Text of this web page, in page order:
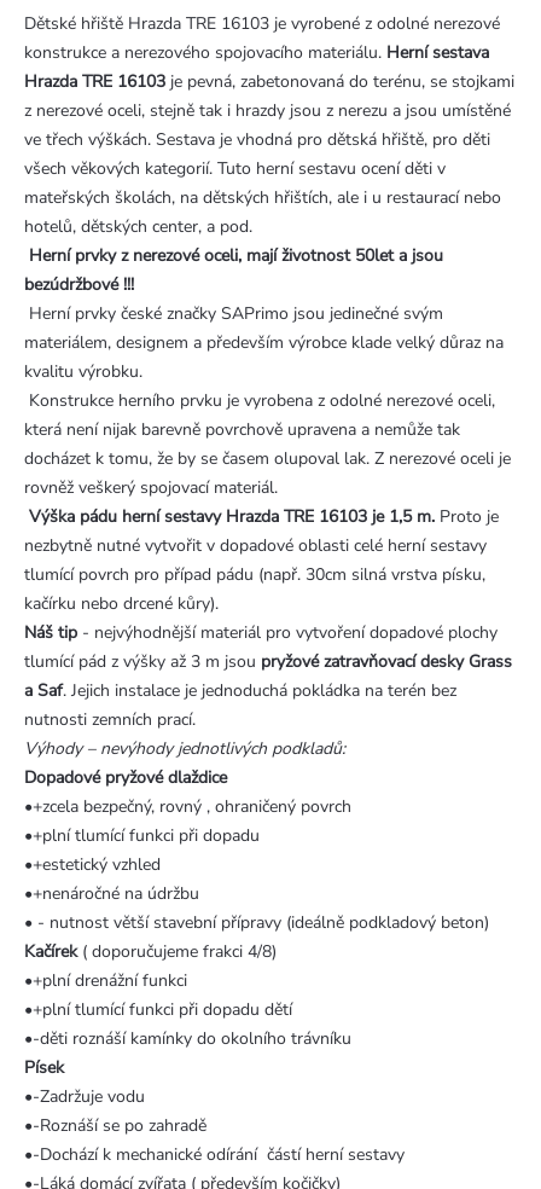
Dětské hřiště Hrazda TRE 16103 je vyrobené z odolné nerezové
konstrukce a nerezového spojovacího materiálu. Herní sestava
Hrazda TRE 16103 je pevná, zabetonovaná do terénu, se stojkami
z nerezové oceli, stejně tak i hrazdy jsou z nerezu a jsou umístěné
ve třech výškách. Sestava je vhodná pro dětská hřiště, pro děti
všech věkových kategorií. Tuto herní sestavu ocení děti v
mateřských školách, na dětských hřištích, ale i u restaurací nebo
hotelů, dětských center, a pod.
Herní prvky z nerezové oceli, mají životnost 50let a jsou
bezúdržbové !!!
Herní prvky české značky SAPrimo jsou jedinečné svým
materiálem, designem a především výrobce klade velký důraz na
kvalitu výrobku.
Konstrukce herního prvku je vyrobena z odolné nerezové oceli,
která není nijak barevně povrchově upravena a nemůže tak
docházet k tomu, že by se časem olupoval lak. Z nerezové oceli je
rovněž veškerý spojovací materiál.
Výška pádu herní sestavy Hrazda TRE 16103 je 1,5 m. Proto je
nezbytně nutné vytvořit v dopadové oblasti celé herní sestavy
tlumící povrch pro případ pádu (např. 30cm silná vrstva písku,
kačírku nebo drcené kůry).
Náš tip - nejvýhodnější materiál pro vytvoření dopadové plochy
tlumící pád z výšky až 3 m jsou pryžové zatravňovací desky Grass
a Saf. Jejich instalace je jednoduchá pokládka na terén bez
nutnosti zemních prací.
Výhody – nevýhody jednotlivých podkladů:
Dopadové pryžové dlaždice
•+zcela bezpečný, rovný , ohraničený povrch
•+plní tlumící funkci při dopadu
•+estetický vzhled
•+nenáročné na údržbu
• - nutnost větší stavební přípravy (ideálně podkladový beton)
Kačírek( doporučujeme frakci 4/8)
•+plní drenážní funkci
•+plní tlumící funkci při dopadu dětí
•-děti roznáší kamínky do okolního trávníku
Písek
•-Zadržuje vodu
•-Roznáší se po zahradě
•-Dochází k mechanické odírání částí herní sestavy
•-Láká domácí zvířata ( především kočičky)